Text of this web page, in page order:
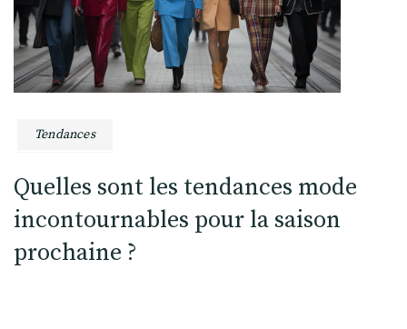
Tendances
Quelles sont les tendances mode
incontournables pour la saison
prochaine ?